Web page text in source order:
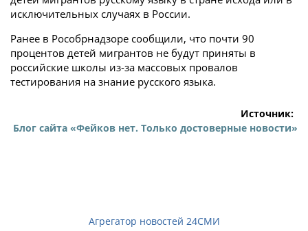
исключительных случаях в России.
Ранее в Рособрнадзоре сообщили, что почти 90
процентов детей мигрантов не будут приняты в
российские школы из-за массовых провалов
тестирования на знание русского языка.
Источник:
Блог сайта «Фейков нет. Только достоверные новости»
Агрегатор новостей 24СМИ